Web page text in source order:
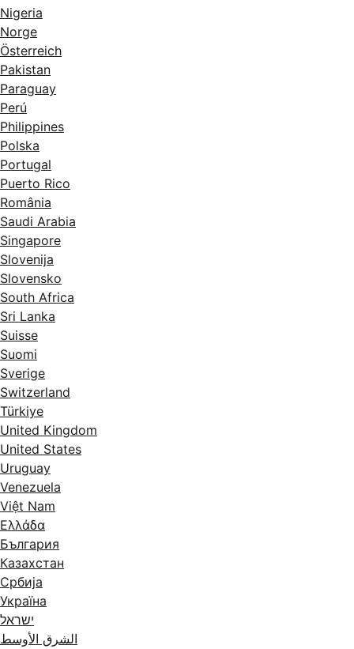
Nigeria
Norge
Österreich
Pakistan
Paraguay
Perú
Philippines
Polska
Portugal
Puerto Rico
România
Saudi Arabia
Singapore
Slovenija
Slovensko
South Africa
Sri Lanka
Suisse
Suomi
Sverige
Switzerland
Türkiye
United Kingdom
United States
Uruguay
Venezuela
Việt Nam
Ελλάδα
България
Казахстан
Србија
Україна
ישראל
الشرق الأوسط